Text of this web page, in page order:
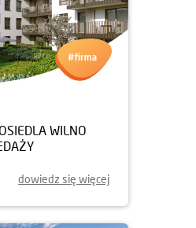
WILNO
dowiedz się więcej